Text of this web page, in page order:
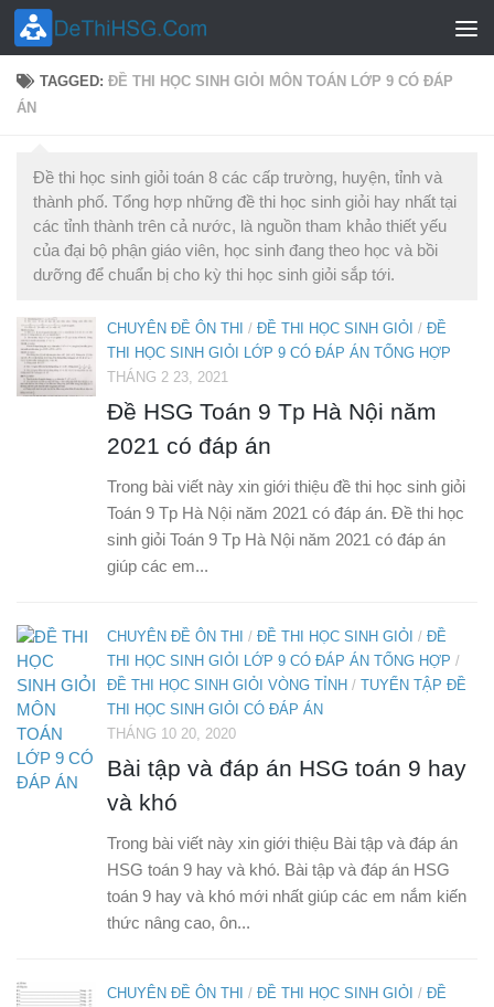
Skip to content
TAGGED:ĐỀ THI HỌC SINH GIỎI MÔN TOÁN LỚP 9 CÓ ĐÁP
ÁN
Đề thi học sinh giỏi toán 8 các cấp trường, huyện, tỉnh và
thành phố. Tổng hợp những đề thi học sinh giỏi hay nhất tại
các tỉnh thành trên cả nước, là nguồn tham khảo thiết yếu
của đại bộ phận giáo viên, học sinh đang theo học và bồi
dưỡng để chuẩn bị cho kỳ thi học sinh giỏi sắp tới.
CHUYÊN ĐỀ ÔN THI / ĐỀ THI HỌC SINH GIỎI / ĐỀ
THI HỌC SINH GIỎI LỚP 9 CÓ ĐÁP ÁN TỔNG HỢP
THÁNG 2 23, 2021
Đề HSG Toán 9 Tp Hà Nội năm
2021 có đáp án
Trong bài viết này xin giới thiệu đề thi học sinh giỏi
Toán 9 Tp Hà Nội năm 2021 có đáp án. Đề thi học
sinh giỏi Toán 9 Tp Hà Nội năm 2021 có đáp án
giúp các em...
CHUYÊN ĐỀ ÔN THI / ĐỀ THI HỌC SINH GIỎI / ĐỀ
THI HỌC SINH GIỎI LỚP 9 CÓ ĐÁP ÁN TỔNG HỢP /
ĐỀ THI HỌC SINH GIỎI VÒNG TỈNH / TUYỂN TẬP ĐỀ
THI HỌC SINH GIỎI CÓ ĐÁP ÁN
THÁNG 10 20, 2020
Bài tập và đáp án HSG toán 9 hay
và khó
Trong bài viết này xin giới thiệu Bài tập và đáp án
HSG toán 9 hay và khó. Bài tập và đáp án HSG
toán 9 hay và khó mới nhất giúp các em nắm kiến
thức nâng cao, ôn...
CHUYÊN ĐỀ ÔN THI / ĐỀ THI HỌC SINH GIỎI / ĐỀ